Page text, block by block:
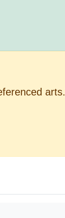
arts.